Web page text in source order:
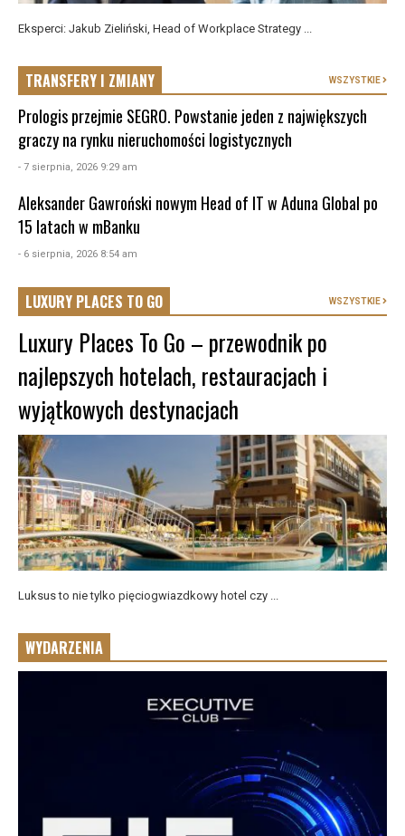
Eksperci: Jakub Zieliński, Head of Workplace Strategy ...
TRANSFERY I ZMIANY WSZYSTKIE
Prologis przejmie SEGRO. Powstanie jeden z największych
graczy na rynku nieruchomości logistycznych
- 7 sierpnia, 2026 9:29 am
Aleksander Gawroński nowym Head of IT w Aduna Global po
15 latach w mBanku
- 6 sierpnia, 2026 8:54 am
LUXURY PLACES TO GO WSZYSTKIE
Luxury Places To Go – przewodnik po
najlepszych hotelach, restauracjach i
wyjątkowych destynacjach
Luksus to nie tylko pięciogwiazdkowy hotel czy ...
WYDARZENIA